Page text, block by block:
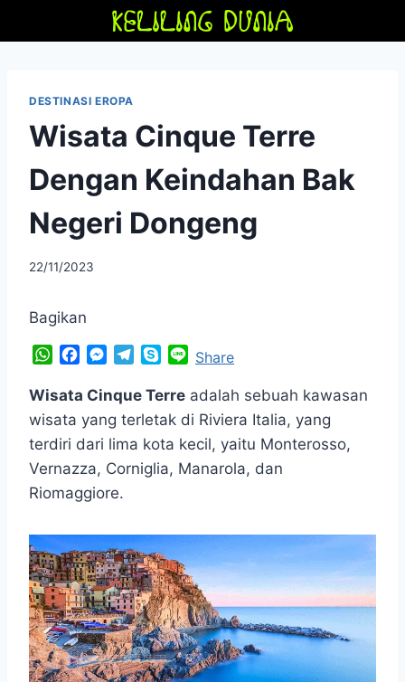
DESTINASI EROPA
Wisata Cinque Terre
Dengan Keindahan Bak
Negeri Dongeng
By
22/11/2023
Bagikan
W
a
t
s
A
p
p
c
e
b
o
o
k
M
s
s
e
n
g
e
l
e
r
a
y
p
e
n
e
Share
Wisata Cinque Terre adalah sebuah kawasan
wisata yang terletak di Riviera Italia, yang
terdiri dari lima kota kecil, yaitu Monterosso,
Vernazza, Corniglia, Manarola, dan
Riomaggiore.